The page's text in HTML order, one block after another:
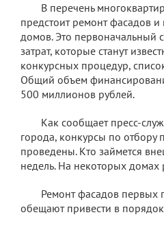
В перечень
предстоит ремонт фасадов
домов. Это первоначальный
затрат, которые станут
конкурсных процедур,
Общий объем
500 миллионов рублей.
Как сообщает пресс-
города, конкурсы по
проведены. Кто займется
недель. На некоторых домах
Ремонт фасадов первых
обещают привести в порядок